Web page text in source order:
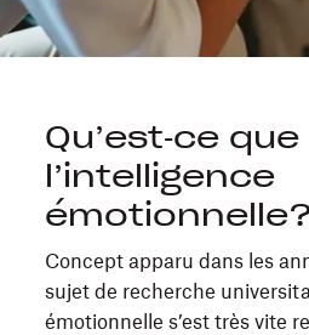
Qu’est‑ce que
l’intelligence
émotionnelle?
Concept apparu dans les
sujet de recherche
émotionnelle s’est très vite